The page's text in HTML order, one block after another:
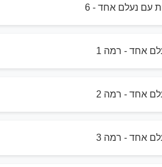
עם נעלם אחד - 6
אחד - רמה 1
אחד - רמה 2
אחד - רמה 3